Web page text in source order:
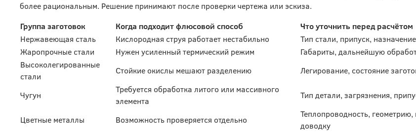
более рациональным. Решение принимают после проверки чертежа или эскиза.
Группа заготовок
Когда подходит флюсовой способ
Что уточнить перед расчётом
Нержавеющая сталь
Кислородная струя работает нестабильно
Тип стали, припуск, назначение
Жаропрочные стали
Нужен усиленный термический режим
Габариты, дальнейшую
Высоколегированные
стали
Стойкие окислы мешают разделению Легирование, состояние
Чугун
Требуется обработка литого или массивного
элемента
Тип детали, загрязнения,
Цветные металлы Возможность проверяется отдельно
Теплопроводность,
доводку